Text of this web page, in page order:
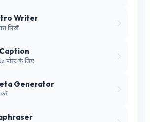
Writer
लिखें
पोस्ट के लिए
Generator
करें